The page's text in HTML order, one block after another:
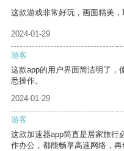
这款游戏非常好玩，画面精美，
2024-01-29
游客
这款app的用户界面简洁明了，
悉操作。
2024-01-29
游客
这款加速器app简直是居家旅行
作办公，都能畅享高速网络，